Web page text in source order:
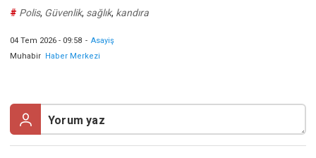
# Polis, Güvenlik, sağlık, kandıra
04 Tem 2026 - 09:58 - Asayiş
Muhabir Haber Merkezi